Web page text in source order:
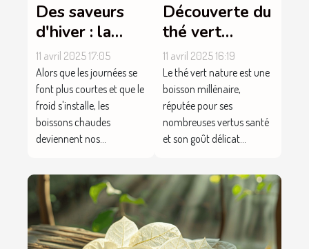
Des saveurs
d'hiver : la
tisane de coing
et l'infusion
cannelle
gingembre
11 avril 2025 17:05
Alors que les journées se
font plus courtes et que le
froid s'installe, les
boissons chaudes
deviennent nos...
Découverte du
thé vert
nature, une
boisson riche
en bienfaits
11 avril 2025 16:19
Le thé vert nature est une
boisson millénaire,
réputée pour ses
nombreuses vertus santé
et son goût délicat...